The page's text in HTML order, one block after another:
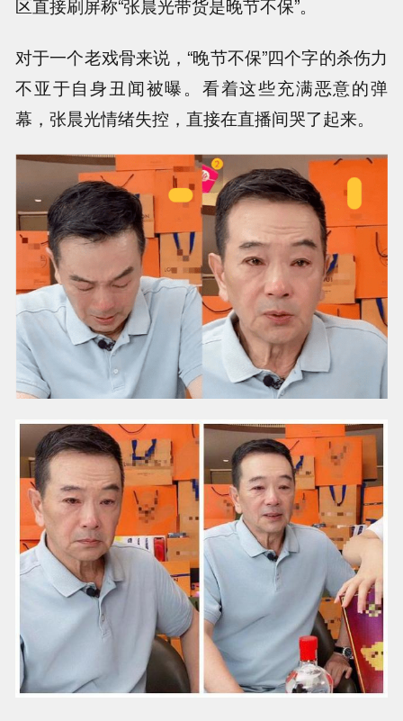
区直接刷屏称“张晨光带货是晚节不保”。
对于一个老戏骨来说，“晚节不保”四个字的杀伤力
不亚于自身丑闻被曝。看着这些充满恶意的弹
幕，张晨光情绪失控，直接在直播间哭了起来。